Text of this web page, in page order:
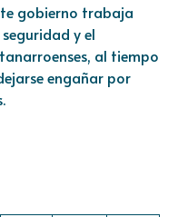
gobierno trabaja
y el
al tiempo
engañar por